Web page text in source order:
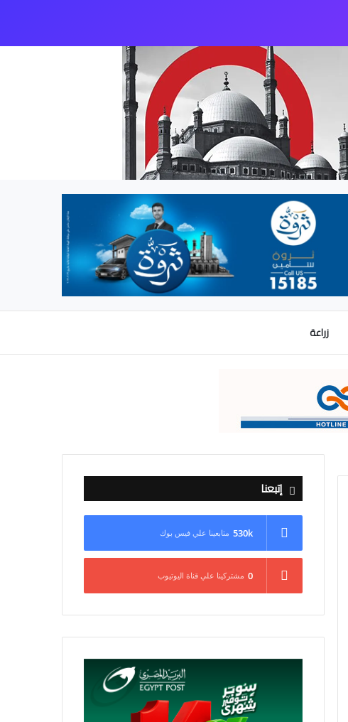
زراعة
إتبعنا
530k متابعينا علي فيس بوك
0 مشتركينا علي قناة اليوتيوب